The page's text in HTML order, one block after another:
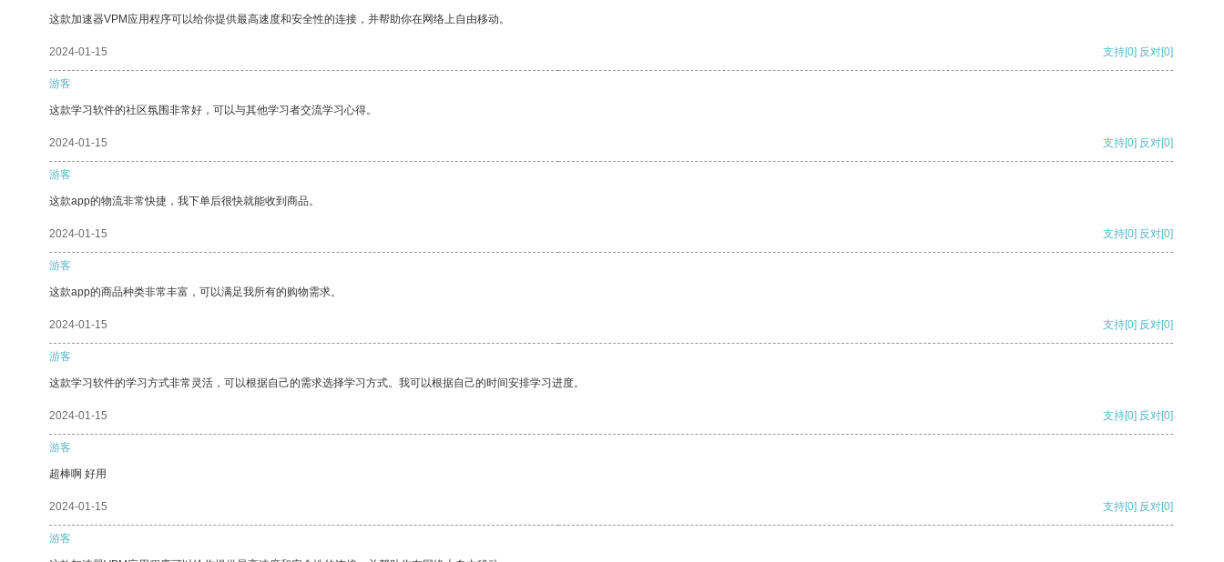
这款加速器VPM应用程序可以给你提供最高速度和安全性的连接，并帮助你在网络上自由移动。
2024-01-15 支持[0] 反对[0]
游客
这款学习软件的社区氛围非常好，可以与其他学习者交流学习心得。
2024-01-15 支持[0] 反对[0]
游客
这款app的物流非常快捷，我下单后很快就能收到商品。
2024-01-15 支持[0] 反对[0]
游客
这款app的商品种类非常丰富，可以满足我所有的购物需求。
2024-01-15 支持[0] 反对[0]
游客
这款学习软件的学习方式非常灵活，可以根据自己的需求选择学习方式。我可以根据自己的时间安排学习进度。
2024-01-15 支持[0] 反对[0]
游客
超棒啊 好用
2024-01-15 支持[0] 反对[0]
游客